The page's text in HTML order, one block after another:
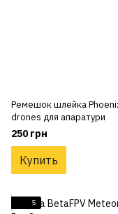
Ремешок шлейка
drones для апаратури
250 грн
Купить
5